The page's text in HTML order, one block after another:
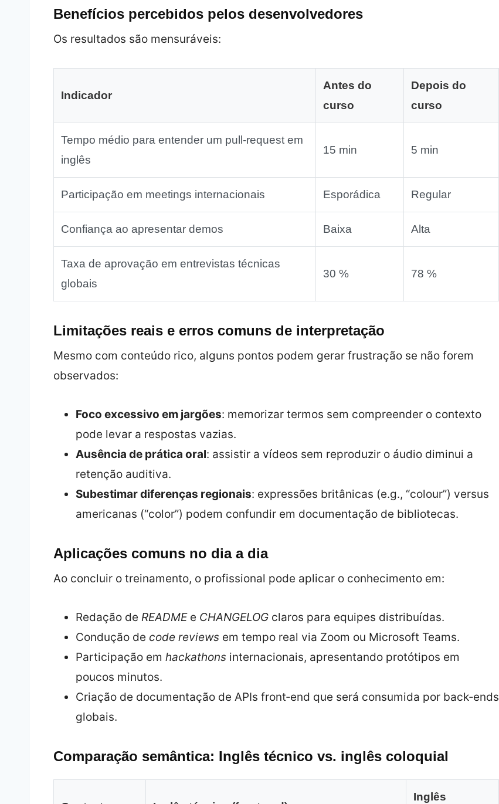
Benefícios percebidos pelos desenvolvedores
Os resultados são mensuráveis:
Indicador
Antes do
curso
Depois do
curso
Tempo médio para entender um pull‑request em
inglês
15 min 5 min
Participação em meetings internacionais Esporádica Regular
Confiança ao apresentar demos Baixa Alta
Taxa de aprovação em entrevistas técnicas
globais
30 % 78 %
Limitações reais e erros comuns de interpretação
Mesmo com conteúdo rico, alguns pontos podem gerar frustração se não forem
observados:
Foco excessivo em jargões: memorizar termos sem compreender o contexto
pode levar a respostas vazias.
Ausência de prática oral: assistir a vídeos sem reproduzir o áudio diminui a
retenção auditiva.
Subestimar diferenças regionais: expressões britânicas (e.g., “colour”) versus
americanas (“color”) podem confundir em documentação de bibliotecas.
Aplicações comuns no dia a dia
Ao concluir o treinamento, o profissional pode aplicar o conhecimento em:
Redação de READMEe CHANGELOGclaros para equipes distribuídas.
Condução de code reviewsem tempo real via Zoom ou Microsoft Teams.
Participação em hackathonsinternacionais, apresentando protótipos em
poucos minutos.
Criação de documentação de APIs front‑end que será consumida por back‑ends
globais.
Comparação semântica: Inglês técnico vs. inglês coloquial
Inglês